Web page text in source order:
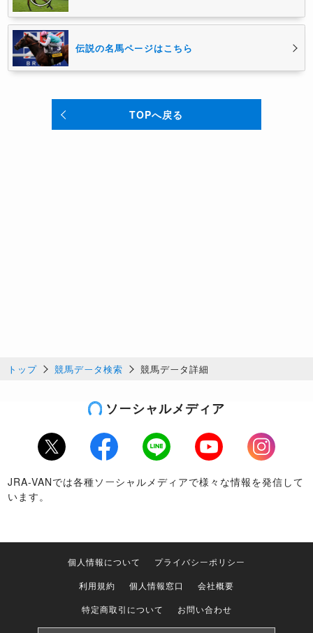
伝説の名馬ページはこちら
TOPへ戻る
トップ 競馬データ検索 競馬データ詳細
ソーシャルメディア
Twitter Facebook LINE Youtube
Instagram
JRA-VANでは各種ソーシャルメディアで様々な情報を発信して
います。
個人情報について
プライバシーポリシー
利用規約
個人情報窓口
会社概要
特定商取引について
お問い合わせ